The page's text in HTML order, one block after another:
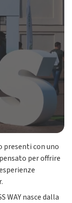
presenti con uno
per offrire
WAY nasce dalla